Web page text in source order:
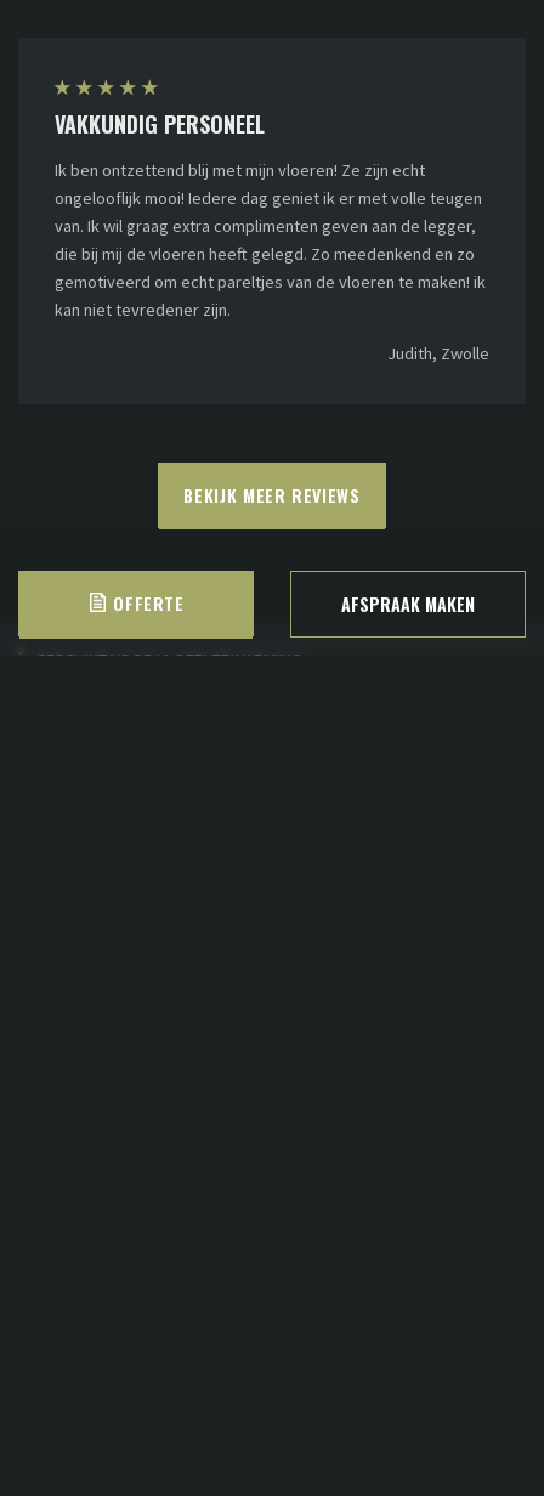
★ ★ ★ ★ ★
VAKKUNDIG PERSONEEL
Ik ben ontzettend blij met mijn vloeren! Ze zijn echt
ongelooflijk mooi! Iedere dag geniet ik er met volle teugen
van. Ik wil graag extra complimenten geven aan de legger,
die bij mij de vloeren heeft gelegd. Zo meedenkend en zo
gemotiveerd om echt pareltjes van de vloeren te maken! ik
kan niet tevredener zijn.
Judith, Zwolle
BEKIJK MEER REVIEWS
OFFERTE AFSPRAAK MAKEN
HUISGEMAAKT